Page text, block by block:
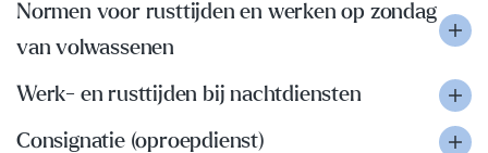
Normen voor rusttijden en werken op zondag
van volwassenen
Werk- en rusttijden bij nachtdiensten
Consignatie (oproepdienst)